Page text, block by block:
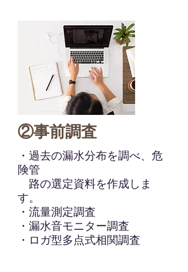
②事前調査
・過去の漏水分布を調べ、危
険管
路の選定資料を作成しま
す。
・流量測定調査
・漏水音モニター調査
・ロガ型多点式相関調査